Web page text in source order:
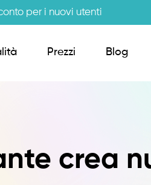
per i nuovi utenti
CRM Giro Visite
Prezzi Blog
crea